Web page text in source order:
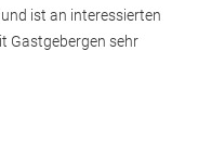
ist an interessierten
Gastgebergen sehr